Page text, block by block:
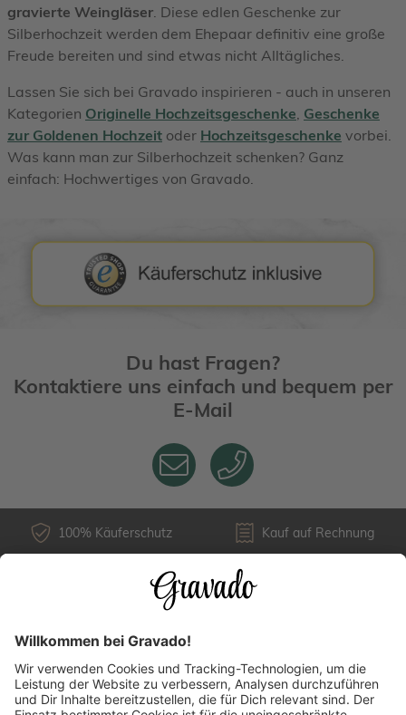
gravierte Weingläser . Diese edlen Geschenke zur
Silberhochzeit werden dem Ehepaar definitiv eine große
Freude bereiten und sind etwas nicht Alltägliches.
Lassen Sie sich bei Gravado inspirieren - auch in unseren
Kategorien Originelle Hochzeitsgeschenke Geschenke
zur Goldenen Hochzeit oder Hochzeitsgeschenke vorbei.
Was kann man zur Silberhochzeit schenken? Ganz
einfach: Hochwertiges von Gravado.
Du hast Fragen?
Kontaktiere uns einfach und bequem per
E-Mail
100% Käuferschutz Kauf auf Rechnung
Über uns
Versandarten